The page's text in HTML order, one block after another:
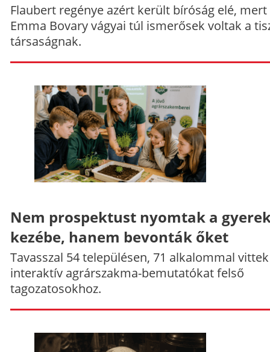
Flaubert regénye azért került bíróság elé, mert
Emma Bovary vágyai túl ismerősek voltak a
társaságnak.
Nem prospektust nyomtak a
kezébe, hanem bevonták őket
Tavasszal 54 településen, 71 alkalommal vittek
interaktív agrárszakma-bemutatókat felső
tagozatosokhoz.